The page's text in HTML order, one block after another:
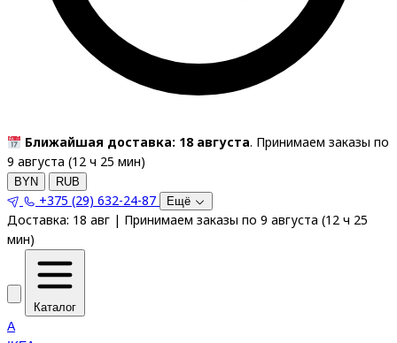
Ближайшая доставка: 18 августа. Принимаем заказы по
9 августа (12 ч 25 мин)
BYN RUB
+375 (29) 632-24-87 Ещё
Доставка: 18 авг | Принимаем заказы по 9 августа (12 ч 25
мин)
Каталог
A